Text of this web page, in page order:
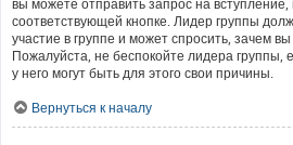
вы можете отправить запрос на
соответствующей кнопке. Лидер группы
участие в группе и может спросить, зачем
Пожалуйста, не беспокойте лидера группы,
у него могут быть для этого свои причины.
Вернуться к началу